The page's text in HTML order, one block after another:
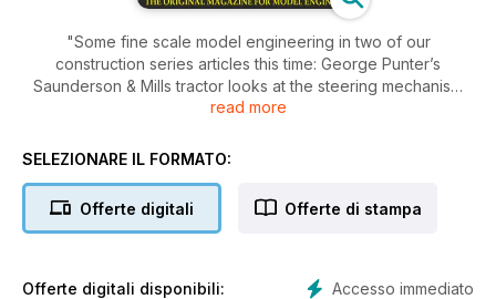
"Some fine scale model engineering in two of our
construction series articles this time: George Punter’s
Saunderson & Mills tractor looks at the steering mechanism
and Frank Cruickshank, in his series on the Allan Brothers’
Terence Holland makes progress with the WW1 Barclay Well
the saddle tank locomotive and the Bristol SMEE’s Bob Lilley
writes about the making of a 5 inch gauge, strong and relible
Leyland SMEE celebrated their 60th Anniversary with a great
read more
SELEZIONARE IL FORMATO:
Offerte digitali Offerte di stampa
Accesso immediato
Offerte digitali disponibili: